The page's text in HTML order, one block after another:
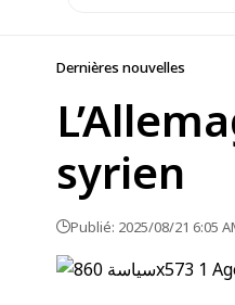
Dernières nouvelles
syrien
Publié: 2025/08/21 6:05